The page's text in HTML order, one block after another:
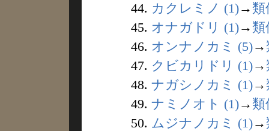
44. カクレミノ (1)→ 類
45. オナガドリ (1)→ 類
46. オンナノカミ (5)→
47. クビカリドリ (1)→
48. ナガシノカミ (1)→
49. ナミノオト (1)→ 類
50. ムジナノカミ (1)→